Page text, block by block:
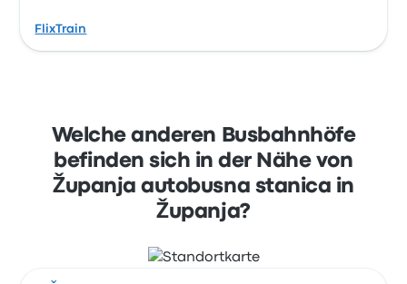
FlixTrain
Welche anderen Busbahnhöfe
befinden sich in der Nähe von
Županja autobusna stanica in
Županja?